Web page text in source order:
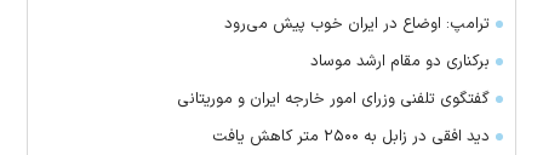
ترامپ: اوضاع در ایران خوب پیش می‌رود
برکناری دو مقام ارشد موساد
گفتگوی تلفنی وزرای امور خارجه ایران و موریتانی
دید افقی در زابل به ۲۵۰۰ متر کاهش یافت